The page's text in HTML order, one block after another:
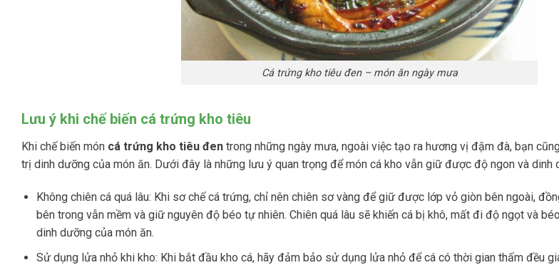
Cá trứng kho tiêu đen – món ăn ngày mưa
Lưu ý khi chế biến cá trứng kho tiêu
Khi chế biến món cá trứng kho tiêu đen trong những ngày mưa, ngoài việc tạo ra hương vị đậm đà, bạn
trị dinh dưỡng của món ăn. Dưới đây là những lưu ý quan trọng để món cá kho vẫn giữ được độ ngon và dinh
Không chiên cá quá lâu: Khi sơ chế cá trứng, chỉ nên chiên sơ vàng để giữ được lớp vỏ giòn bên ngoài,
bên trong vẫn mềm và giữ nguyên độ béo tự nhiên. Chiên quá lâu sẽ khiến cá bị khô, mất đi độ ngọt và
dinh dưỡng của món ăn.
Sử dụng lửa nhỏ khi kho: Khi bắt đầu kho cá, hãy đảm bảo sử dụng lửa nhỏ để cá có thời gian thấm đều